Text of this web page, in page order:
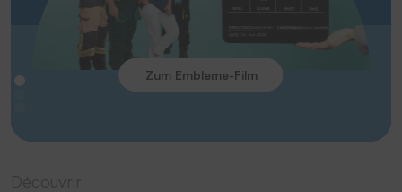
Zum Embleme-Film